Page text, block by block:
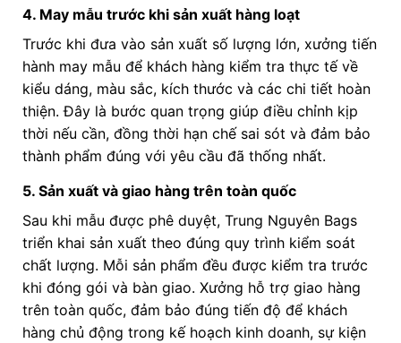
4. May mẫu trước khi sản xuất hàng loạt
Trước khi đưa vào sản xuất số lượng lớn, xưởng tiến
hành may mẫu để khách hàng kiểm tra thực tế về
kiểu dáng, màu sắc, kích thước và các chi tiết hoàn
thiện. Đây là bước quan trọng giúp điều chỉnh kịp
thời nếu cần, đồng thời hạn chế sai sót và đảm bảo
thành phẩm đúng với yêu cầu đã thống nhất.
5. Sản xuất và giao hàng trên toàn quốc
Sau khi mẫu được phê duyệt, Trung Nguyên Bags
triển khai sản xuất theo đúng quy trình kiểm soát
chất lượng. Mỗi sản phẩm đều được kiểm tra trước
khi đóng gói và bàn giao. Xưởng hỗ trợ giao hàng
trên toàn quốc, đảm bảo đúng tiến độ để khách
hàng chủ động trong kế hoạch kinh doanh, sự kiện